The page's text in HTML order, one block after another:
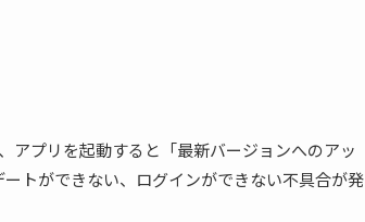
アプリを起動すると「最新バージョンへのアッ
トができない、ログインができない不具合が発